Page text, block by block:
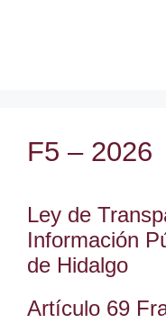
F5 – 2026
Ley de
Información
de Hidalgo
Artículo 69